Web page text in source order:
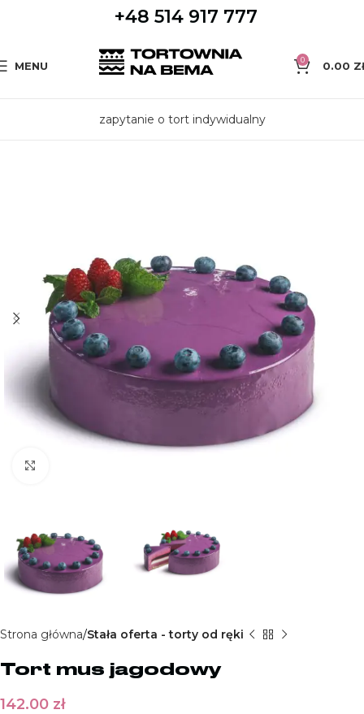
+48 514 917 777
MENU 0 0.00
zapytanie o tort indywidualny
Strona główna Stała oferta - torty od ręki
Tort mus jagodowy
142.00 zł